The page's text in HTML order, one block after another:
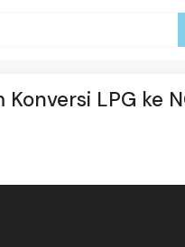
LPG ke